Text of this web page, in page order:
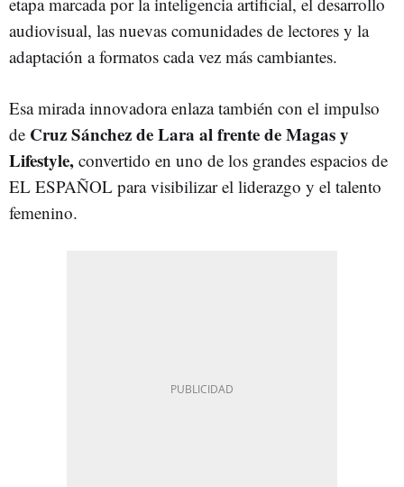
audiovisual, las nuevas comunidades de lectores y la
adaptación a formatos cada vez más cambiantes.
Esa mirada innovadora enlaza también con el impulso
de Cruz Sánchez de Lara al frente de Magas y
Lifestyle, convertido en uno de los grandes espacios de
EL ESPAÑOL para visibilizar el liderazgo y el talento
femenino.